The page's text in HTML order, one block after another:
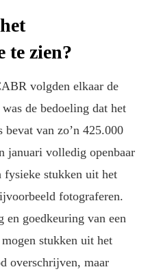
te zien?
volgden elkaar de
de bedoeling dat het
bevat van zo’n 425.000
januari volledig openbaar
fysieke stukken uit het
fotograferen.
en goedkeuring van een
stukken uit het
overschrijven, maar